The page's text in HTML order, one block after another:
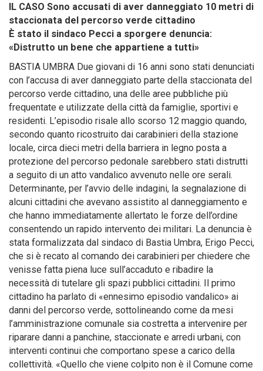
IL CASO Sono accusati di aver danneggiato 10 metri di
staccionata del percorso verde cittadino
È stato il sindaco Pecci a sporgere denuncia:
«Distrutto un bene che appartiene a tutti»
BASTIA UMBRA Due giovani di 16 anni sono stati denunciati
con l’accusa di aver danneggiato parte della staccionata del
percorso verde cittadino, una delle aree pubbliche più
frequentate e utilizzate della città da famiglie, sportivi e
residenti. L’episodio risale allo scorso 12 maggio quando,
secondo quanto ricostruito dai carabinieri della stazione
locale, circa dieci metri della barriera in legno posta a
protezione del percorso pedonale sarebbero stati distrutti
a seguito di un atto vandalico avvenuto nelle ore serali.
Determinante, per l’avvio delle indagini, la segnalazione di
alcuni cittadini che avevano assistito al danneggiamento e
che hanno immediatamente allertato le forze dell’ordine
consentendo un rapido intervento dei militari. La denuncia è
stata formalizzata dal sindaco di Bastia Umbra, Erigo Pecci,
che si è recato al comando dei carabinieri per chiedere che
venisse fatta piena luce sull’accaduto e ribadire la
necessità di tutelare gli spazi pubblici cittadini. Il primo
cittadino ha parlato di «ennesimo episodio vandalico» ai
danni del percorso verde, sottolineando come da mesi
l’amministrazione comunale sia costretta a intervenire per
riparare danni a panchine, staccionate e arredi urbani, con
interventi continui che comportano spese a carico della
collettività. «Quello che viene colpito non è il Comune come